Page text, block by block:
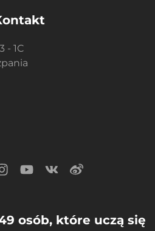
- 1C
osób, które uczą się